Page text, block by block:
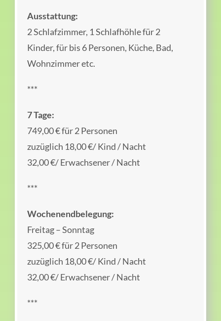
Ausstattung:
2 Schlafzimmer, 1 Schlafhöhle für 2
Kinder, für bis 6 Personen, Küche, Bad,
Wohnzimmer etc.
***
7 Tage:
749,00 € für 2 Personen
zuzüglich 18,00 €/ Kind / Nacht
32,00 €/ Erwachsener / Nacht
***
Wochenendbelegung:
Freitag – Sonntag
325,00 € für 2 Personen
zuzüglich 18,00 €/ Kind / Nacht
32,00 €/ Erwachsener / Nacht
***